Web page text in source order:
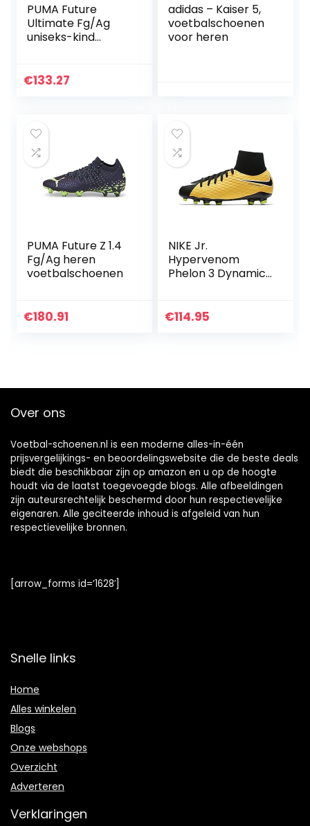
PUMA Future
Ultimate Fg/Ag
uniseks-kind
€133.27
adidas – Kaiser 5,
voetbalschoenen
voor heren
PUMA Future Z 1.4
Fg/Ag heren
voetbalschoenen
€180.91
NIKE Jr.
Hypervenom
Phelon 3 Dynamic
€114.95
Over ons
Voetbal-schoenen.nl is een moderne alles-in-één
prijsvergelijkings- en beoordelingswebsite die de beste deals
biedt die beschikbaar zijn op amazon en u op de hoogte
houdt via de laatst toegevoegde blogs. Alle afbeeldingen
zijn auteursrechtelijk beschermd door hun respectievelijke
eigenaren. Alle geciteerde inhoud is afgeleid van hun
respectievelijke bronnen.
[arrow_forms id=’1628′]
Snelle links
Home
Alles winkelen
Blogs
Onze webshops
Overzicht
Adverteren
Verklaringen